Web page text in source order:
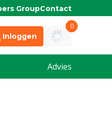
GroupContact
Inloggen
0
Advies